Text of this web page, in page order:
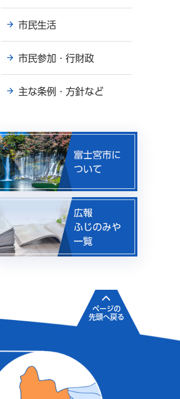
市民生活
市民参加・行財政
主な条例・方針など
ページの
先頭へ戻る